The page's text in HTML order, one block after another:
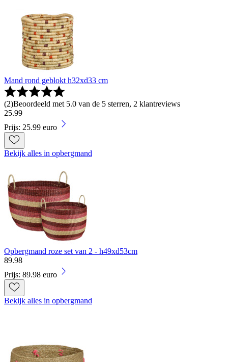
Mand rond geblokt h32xd33 cm
(2)Beoordeeld met 5.0 van de 5 sterren, 2 klantreviews
25.99
Prijs: 25.99 euro
Bekijk alles in opbergmand
Opbergmand roze set van 2 - h49xd53cm
89.98
Prijs: 89.98 euro
Bekijk alles in opbergmand